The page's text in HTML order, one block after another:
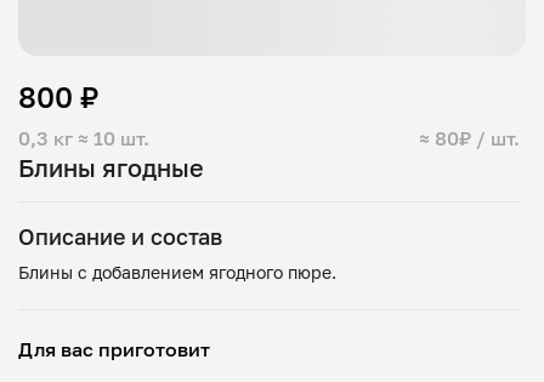
Блины ягодные
0,3 кг ≈ 10 шт. ≈ 80₽ / шт.
800 ₽
Описание и состав
Для вас приготовит